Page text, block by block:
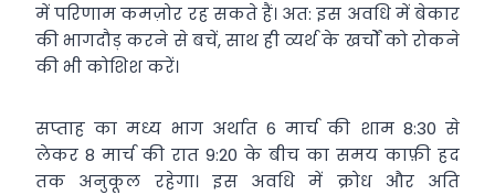
में परिणाम कमज़ोर रह सकते हैं। अत: इस अवधि में बेकार
की भागदौड़ करने से बचें, साथ ही व्यर्थ के खर्चों को रोकने
की भी कोशिश करें।
सप्ताह का मध्य भाग अर्थात 6 मार्च की शाम 8:30 से
लेकर 8 मार्च की रात 9:20 के बीच का समय काफ़ी हद
तक अनुकूल रहेगा। इस अवधि में क्रोध और अति